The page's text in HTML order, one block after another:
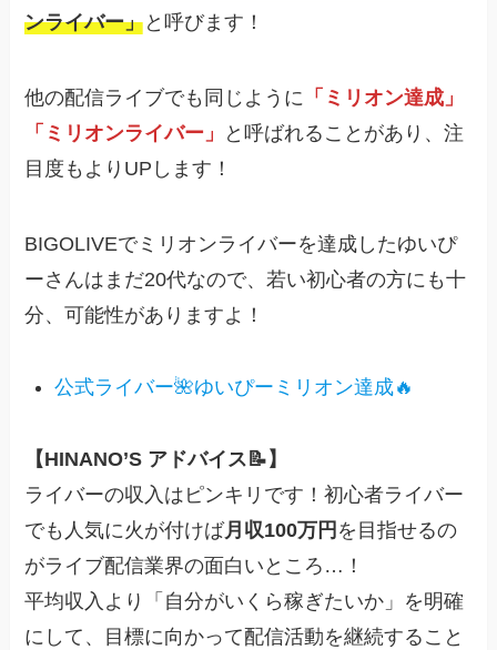
ンライバー」 と呼びます！
他の配信ライブでも同じように 「ミリオン達成」
「ミリオンライバー」
と呼ばれることがあり、注
目度もよりUPします！
BIGOLIVEでミリオンライバーを達成したゆいぴ
ーさんはまだ20代なので、若い初心者の方にも十
分、可能性がありますよ！
公式ライバー🌺ゆいぴーミリオン達成🔥
【HINANO’S アドバイス📝】
ライバーの収入はピンキリです！初心者ライバー
でも人気に火が付けば月収100万円 を目指せるの
がライブ配信業界の面白いところ…！
平均収入より「自分がいくら稼ぎたいか」を明確
にして、目標に向かって配信活動を継続すること